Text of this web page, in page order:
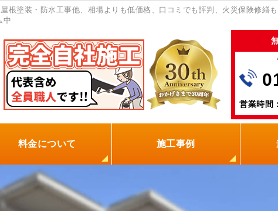
根塗装・防水工事他、相場よりも低価格、口コミでも評判、火災保険修
中
営業時間
料金について
元の塗装屋を選ぶ理由
0円点検
火災保険
保証制度
施工事例